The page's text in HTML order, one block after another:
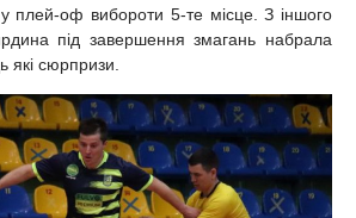
плей-оф вибороти 5-те місце. З іншого
під завершення змагань набрала
які сюрпризи.